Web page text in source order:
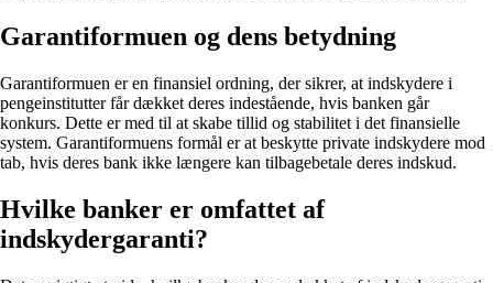
Garantiformuen og dens betydning
Garantiformuen er en finansiel ordning, der sikrer, at indskydere i
pengeinstitutter får dækket deres indestående, hvis banken går
konkurs. Dette er med til at skabe tillid og stabilitet i det finansielle
system. Garantiformuens formål er at beskytte private indskydere mod
tab, hvis deres bank ikke længere kan tilbagebetale deres indskud.
Hvilke banker er omfattet af
indskydergaranti?